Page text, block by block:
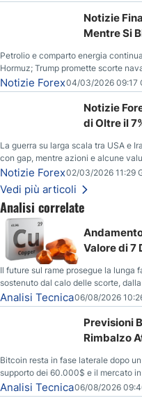
Notizie
Mentre Si
Petrolio e comparto energia
Hormuz; Trump promette scorte
del gas naturale mette pressione
Notizie Forex04/03/2026 09:17
Notizie
di Oltre il
La guerra su larga scala tra USA e
con gap, mentre azioni e alcune
livelli da monitorare.
Notizie Forex02/03/2026 11:29
Vedi più articoli
Analisi correlate
Valore di 7
Il future sul rame prosegue la lunga
sostenuto dal calo delle scorte,
energetiche, e dai timori di deficit
Analisi Tecnica06/08/2026
Previsioni
Rimbalzo
Bitcoin resta in fase laterale dopo
supporto dei 60.000$ e il mercato
USA ed elezioni di medio termine.
Analisi Tecnica06/08/2026